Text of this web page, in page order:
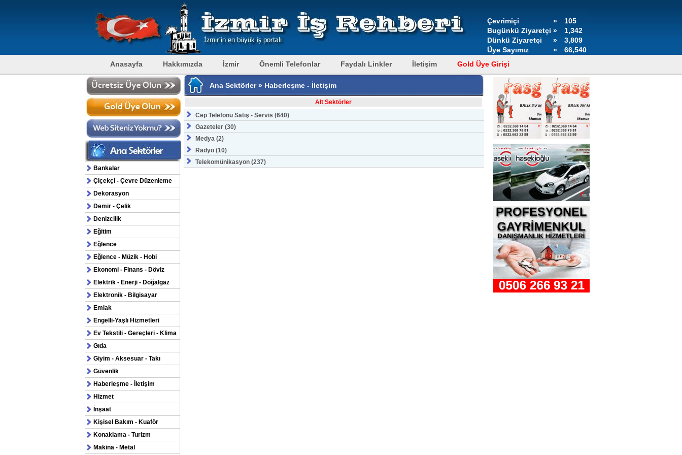
Çevrimiçi »
105
Bugünkü Ziyaretçi »
1,342
Dünkü Ziyaretçi
»
3,809
Üye Sayımız
»
66,540
Anasayfa
Hakkımızda İzmir Önemli Telefonlar Faydalı Linkler İletişim Gold Üye Girişi
Bankalar
Çiçekçi - Çevre Düzenleme
Dekorasyon
Demir - Çelik
Denizcilik
Eğitim
Eğlence
Eğlence - Müzik - Hobi
Ekonomi - Finans - Döviz
Elektrik - Enerji - Doğalgaz
Elektronik - Bilgisayar
Emlak
Engelli-Yaşlı Hizmetleri
Ev Tekstili - Gereçleri - Klima
Gıda
Giyim - Aksesuar - Takı
Güvenlik
Haberleşme - İletişim
Hizmet
İnşaat
Kişisel Bakım - Kuaför
Konaklama - Turizm
Makina - Metal
Ana Sektörler » Haberleşme - İletişim
Alt Sektörler
Cep Telefonu Satış - Servis (640)
Gazeteler (30)
Medya (2)
Radyo (10)
Telekomünikasyon (237)